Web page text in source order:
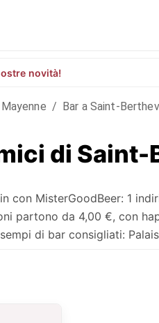
novità!
Mayenne / Bar a Saint-
di
con MisterGoodBeer: 1
partono da 4,00 €, con
di bar consigliati: